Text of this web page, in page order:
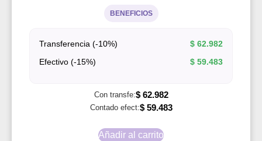
BENEFICIOS
Transferencia (-10%) $ 62.982
Efectivo (-15%)
$ 59.483
Con transfe:$62.982
Contado efect:$59.483
Añadir al carrito